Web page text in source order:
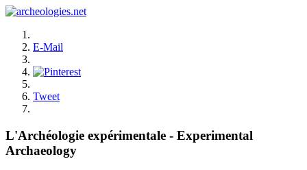
E-Mail
Tweet
L'Archéologie expérimentale - Experimental
Archaeology